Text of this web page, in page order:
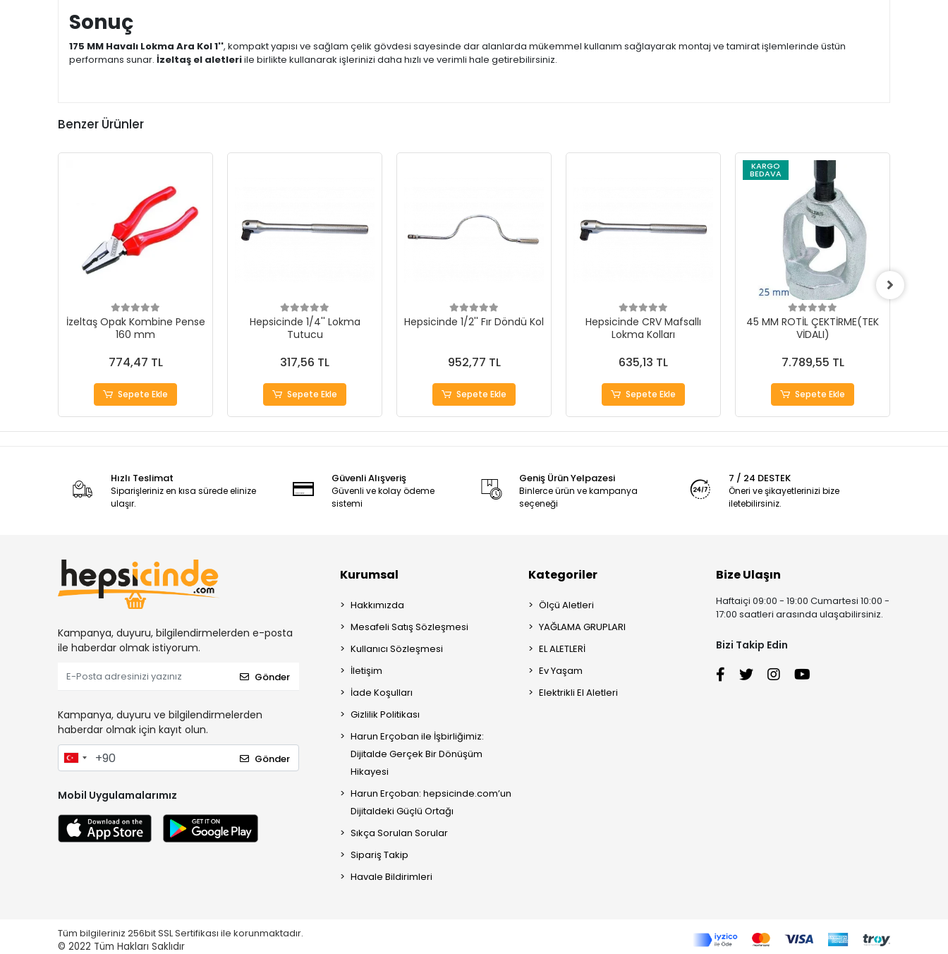
Sonuç
175 MM Havalı Lokma Ara Kol 1'', kompakt yapısı ve sağlam çelik gövdesi sayesinde dar alanlarda mükemmel kullanım sağlayarak montaj ve tamirat işlemlerinde üstün
performans sunar. İzeltaş el aletleriile birlikte kullanarak işlerinizi daha hızlı ve verimli hale getirebilirsiniz.
Benzer Ürünler
İzeltaş Opak Kombine Pense
160 mm
774,47 TL
Sepete Ekle
Hepsicinde 1/4'' Lokma
Tutucu
317,56 TL
Sepete Ekle
Hepsicinde 1/2'' Fır Döndü Kol
952,77 TL
Sepete Ekle
Hepsicinde CRV Mafsallı
Lokma Kolları
635,13 TL
Sepete Ekle
KARGO
BEDAVA
45 MM ROTİL ÇEKTİRME(TEK
VİDALI)
7.789,55 TL
Sepete Ekle
Hızlı Teslimat
Siparişleriniz en kısa sürede elinize
ulaşır.
Güvenli Alışveriş
Güvenli ve kolay ödeme
sistemi
Geniş Ürün Yelpazesi
Binlerce ürün ve kampanya
seçeneği
7 / 24 DESTEK
Öneri ve şikayetlerinizi bize
iletebilirsiniz.
Kampanya, duyuru, bilgilendirmelerden e-posta
ile haberdar olmak istiyorum.
Gönder
Kampanya, duyuru ve bilgilendirmelerden
haberdar olmak için kayıt olun.
Gönder
Mobil Uygulamalarımız
Kurumsal
Hakkımızda
Mesafeli Satış Sözleşmesi
Kullanıcı Sözleşmesi
İletişim
İade Koşulları
Gizlilik Politikası
Harun Erçoban ile İşbirliğimiz:
Dijitalde Gerçek Bir Dönüşüm
Hikayesi
Harun Erçoban: hepsicinde.com’un
Dijitaldeki Güçlü Ortağı
Sıkça Sorulan Sorular
Sipariş Takip
Havale Bildirimleri
Kategoriler
Ölçü Aletleri
YAĞLAMA GRUPLARI
EL ALETLERİ
Ev Yaşam
Elektrikli El Aletleri
Bize Ulaşın
Haftaiçi 09:00 - 19:00 Cumartesi 10:00 -
17:00 saatleri arasında ulaşabilirsiniz.
Bizi Takip Edin
Tüm bilgileriniz 256bit SSL Sertifikası ile korunmaktadır.
© 2022 Tüm Hakları Saklıdır